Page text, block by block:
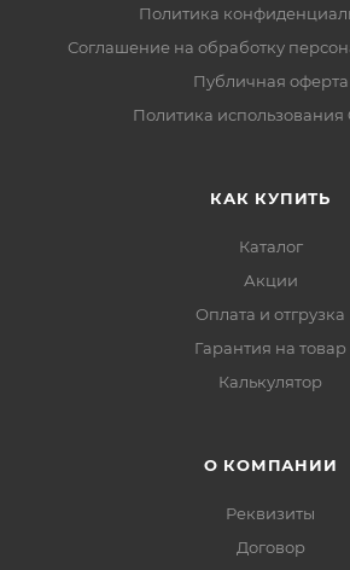
Политика
Соглашение на обработку
Публичная оферта
Политика использования
КАК КУПИТЬ
Каталог
Акции
Оплата и отгрузка
Гарантия на товар
Калькулятор
О КОМПАНИИ
Реквизиты
Договор